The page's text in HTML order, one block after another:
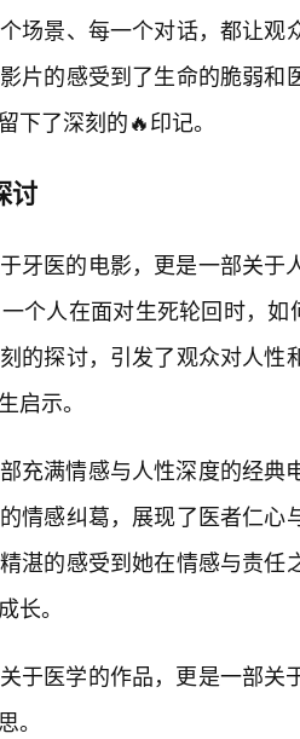
场景、每一个对话，都让观
片的感受到了生命的脆弱和
下了深刻的🔥印记。
讨
牙医的电影，更是一部关于
个人在面对生死轮回时，如
的探讨，引发了观众对人性
启示。
充满情感与人性深度的经
情感纠葛，展现了医者仁心
湛的感受到她在情感与责任
长。
于医学的作品，更是一部关
。